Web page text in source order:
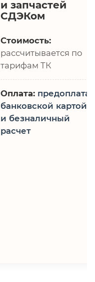
и запчастей
СДЭКом
Стоимость:
рассчитывается по
тарифам ТК
Оплата: предоплата,
банковской картой
и безналичный
расчет